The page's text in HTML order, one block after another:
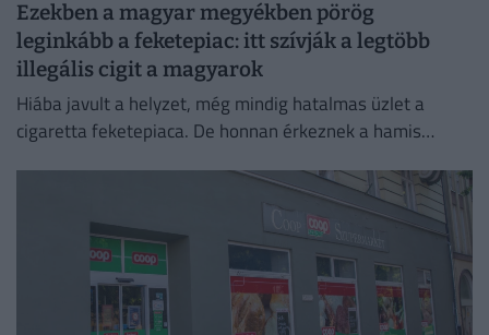
Ezekben a magyar megyékben pörög
leginkább a feketepiac: itt szívják a legtöbb
illegális cigit a magyarok
Hiába javult a helyzet, még mindig hatalmas üzlet a
cigaretta feketepiaca. De honnan érkeznek a hamis